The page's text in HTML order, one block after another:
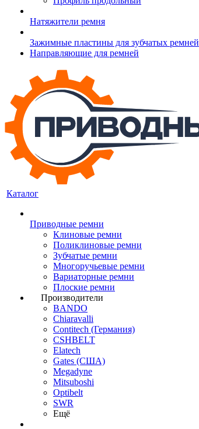
Натяжители ремня
Зажимные пластины для зубчатых ремней
Направляющие для ремней
Каталог
Приводные ремни
Клиновые ремни
Поликлиновые ремни
Зубчатые ремни
Многоручьевые ремни
Вариаторные ремни
Плоские ремни
Производители
BANDO
Chiaravalli
Contitech (Германия)
CSHBELT
Elatech
Gates (США)
Megadyne
Mitsuboshi
Optibelt
SWR
Ещё